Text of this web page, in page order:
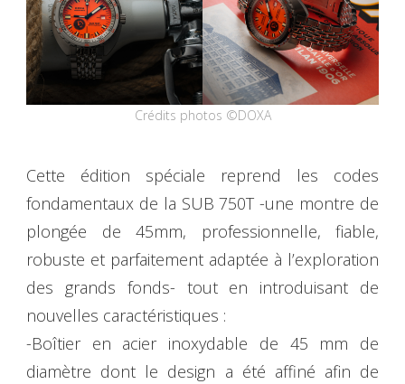
Crédits photos ©DOXA
Cette édition spéciale reprend les codes
fondamentaux de la SUB 750T -une montre de
plongée de 45mm, professionnelle, fiable,
robuste et parfaitement adaptée à l’exploration
des grands fonds- tout en introduisant de
nouvelles caractéristiques :
-Boîtier en acier inoxydable de 45 mm de
diamètre dont le design a été affiné afin de